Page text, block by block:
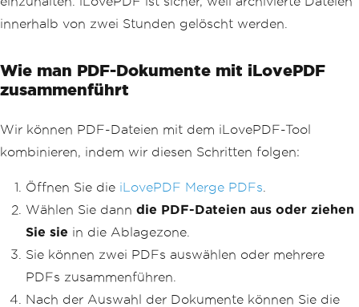
innerhalb von zwei Stunden gelöscht werden.
Wie man PDF-Dokumente mit iLovePDF
zusammenführt
Wir können PDF-Dateien mit dem iLovePDF-Tool
kombinieren, indem wir diesen Schritten folgen:
Öffnen Sie die iLovePDF Merge PDFs
Wählen Sie dann die PDF-Dateien aus oder ziehen
Sie sie in die Ablagezone.
Sie können zwei PDFs auswählen oder mehrere
PDFs zusammenführen.
Nach der Auswahl der Dokumente können Sie die